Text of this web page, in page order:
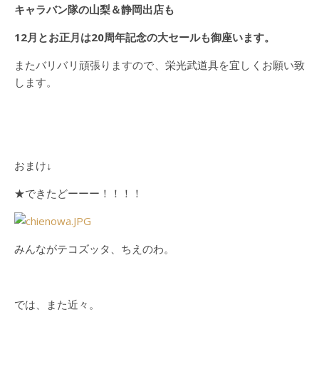
キャラバン隊の山梨＆静岡出店も
12月とお正月は20周年記念の大セールも御座います。
またバリバリ頑張りますので、栄光武道具を宜しくお願い致
します。
おまけ↓
★できたどーーー！！！！
みんながテコズッタ、ちえのわ。
では、また近々。